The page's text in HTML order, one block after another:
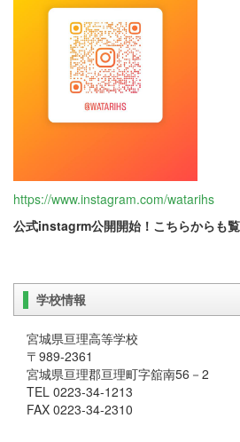
https://www.instagram.com/watarihs
公式instagrm公開開始！こちらからも
学校情報
宮城県亘理高等学校
〒989-2361
宮城県亘理郡亘理町字舘南56－2
TEL 0223-34-1213
FAX 0223-34-2310